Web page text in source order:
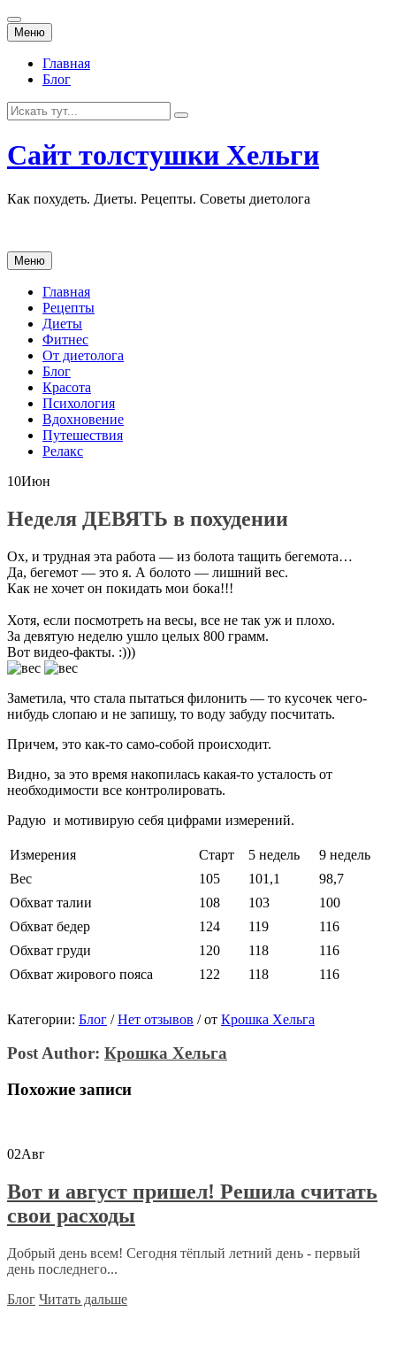
Меню Перейти
к
содержанию
Главная
Блог
Искать:
Сайт толстушки Хельги
Как похудеть. Диеты. Рецепты. Советы диетолога
Меню Перейти
к
содержанию
Главная
Рецепты
Диеты
Фитнес
От диетолога
Блог
Красота
Психология
Вдохновение
Путешествия
Релакс
10Июн
Неделя ДЕВЯТЬ в похудении
Ох, и трудная эта работа — из болота тащить бегемота…
Да, бегемот — это я. А болото — лишний вес.
Как не хочет он покидать мои бока!!!
Хотя, если посмотреть на весы, все не так уж и плохо.
За девятую неделю ушло целых 800 грамм.
Вот видео-факты. :)))
Заметила, что стала пытаться филонить — то кусочек чего-
нибудь слопаю и не запишу, то воду забуду посчитать.
Причем, это как-то само-собой происходит.
Видно, за это время накопилась какая-то усталость от
необходимости все контролировать.
Радую и мотивирую себя цифрами измерений.
Измерения Старт 5 недель
9 недель
Вес
105 101,1
98,7
Обхват талии
108 103
100
Обхват бедер
124 119
116
Обхват груди
120 118
116
Обхват жирового пояса
122 118 116
Категории: Блог / Нет отзывов /от Крошка Хельга
Post Author: Крошка Хельга
Похожие записи
02Авг
Вот и август пришел! Решила считать
свои расходы
Добрый день всем! Сегодня тёплый летний день - первый
день последнего...
Блог Читать дальше